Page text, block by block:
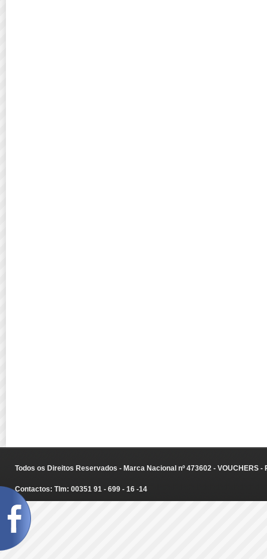
Todos os Direitos Reservados - Marca Nacional nº 473602 - VOUCHERS
Contactos: Tlm: 00351 91 - 699 - 16 -14